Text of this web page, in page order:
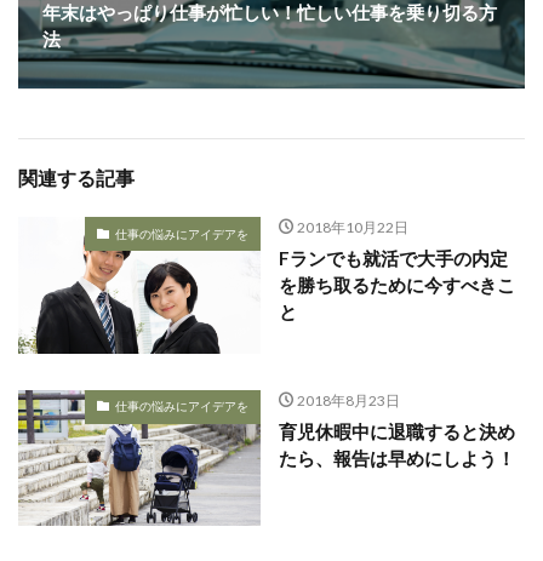
年末はやっぱり仕事が忙しい！忙しい仕事を乗り切る方
法
関連する記事
仕事の悩みにアイデアを 2018年10月22日
Fランでも就活で大手の内定
を勝ち取るために今すべきこ
と
仕事の悩みにアイデアを 2018年8月23日
育児休暇中に退職すると決め
たら、報告は早めにしよう！